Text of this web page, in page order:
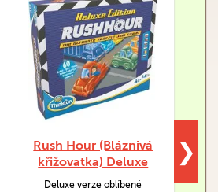
Rush Hour (Bláznivá
křižovatka) Deluxe
Deluxe verze oblíbené
❯